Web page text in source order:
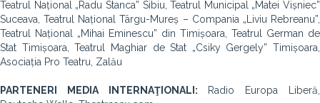
Teatrul Național „Radu Stanca” Sibiu, Teatrul Municipal „Matei Vișniec”
Suceava, Teatrul Național Târgu-Mureș – Compania „Liviu Rebreanu”,
Teatrul Național „Mihai Eminescu” din Timișoara, Teatrul German de
Stat Timișoara, Teatrul Maghiar de Stat „Csiky Gergely” Timișoara,
Asociația Pro Teatru, Zalău
PARTENERI MEDIA INTERNAŢIONALI: Radio Europa Liberă,